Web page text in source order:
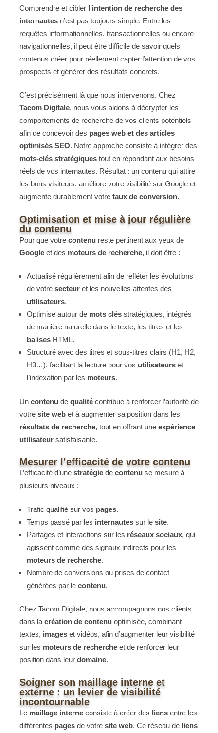
Comprendre et cibler l’intention de recherche des
internautes n’est pas toujours simple. Entre les
requêtes informationnelles, transactionnelles ou encore
navigationnelles, il peut être difficile de savoir quels
contenus créer pour réellement capter l’attention de vos
prospects et générer des résultats concrets.
C’est précisément là que nous intervenons. Chez
Tacom Digitale, nous vous aidons à décrypter les
comportements de recherche de vos clients potentiels
afin de concevoir des pages web et des articles
optimisés SEO. Notre approche consiste à intégrer des
mots-clés stratégiques tout en répondant aux besoins
réels de vos internautes. Résultat : un contenu qui attire
les bons visiteurs, améliore votre visibilité sur Google et
augmente durablement votre taux de conversion.
Optimisation et mise à jour régulière
du contenu
Pour que votre contenu reste pertinent aux yeux de
Google et des moteurs de recherche, il doit être :
Actualisé régulièrement afin de refléter les évolutions
de votre secteur et les nouvelles attentes des
utilisateurs.
Optimisé autour de mots clés stratégiques, intégrés
de manière naturelle dans le texte, les titres et les
balises HTML.
Structuré avec des titres et sous-titres clairs (H1, H2,
H3…), facilitant la lecture pour vos utilisateurs et
l’indexation par les moteurs.
Un contenu de qualité contribue à renforcer l’autorité de
votre site web et à augmenter sa position dans les
résultats de recherche, tout en offrant une expérience
utilisateur satisfaisante.
Mesurer l’efficacité de votre contenu
L’efficacité d’une stratégie de contenu se mesure à
plusieurs niveaux :
Trafic qualifié sur vos pages.
Temps passé par les internautes sur le site.
Partages et interactions sur les réseaux sociaux, qui
agissent comme des signaux indirects pour les
moteurs de recherche.
Nombre de conversions ou prises de contact
générées par le contenu.
Chez Tacom Digitale, nous accompagnons nos clients
dans lacréation de contenu optimisée, combinant
textes, images et vidéos, afin d’augmenter leur visibilité
sur les moteurs de recherche et de renforcer leur
position dans leur domaine.
Soigner son maillage interne et
externe : un levier de visibilité
incontournable
Le maillage interne consiste à créer des liens entre les
différentes pages de votre site web. Ce réseau de liens